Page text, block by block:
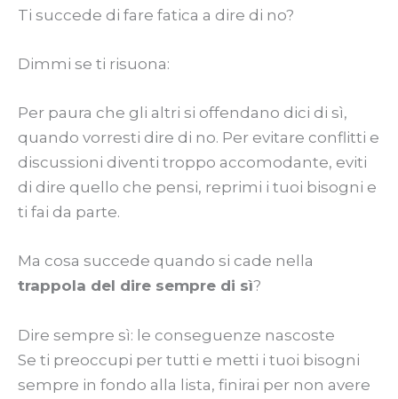
Ti succede di fare fatica a dire di no?
Dimmi se ti risuona:
Per paura che gli altri si offendano dici di sì,
quando vorresti dire di no. Per evitare conflitti e
discussioni diventi troppo accomodante, eviti
di dire quello che pensi, reprimi i tuoi bisogni e
ti fai da parte.
Ma cosa succede quando si cade nella
trappola del dire sempre di sì?
Dire sempre sì: le conseguenze nascoste
Se ti preoccupi per tutti e metti i tuoi bisogni
sempre in fondo alla lista, finirai per non avere